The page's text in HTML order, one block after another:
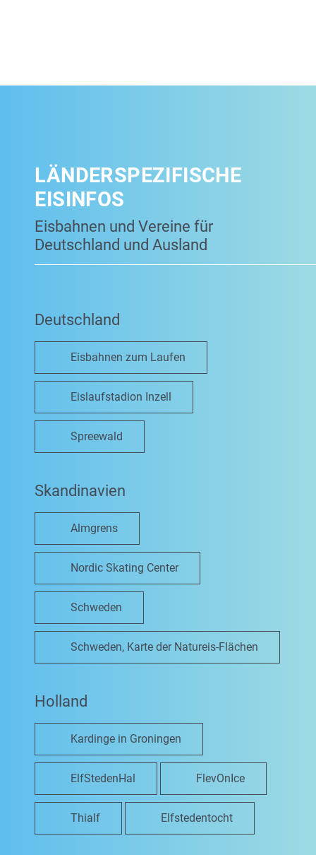
LÄNDERSPEZIFISCHE
EISINFOS
Eisbahnen und Vereine für
Deutschland und Ausland
Deutschland
Eisbahnen zum Laufen
Eislaufstadion Inzell
Spreewald
Skandinavien
Almgrens
Nordic Skating Center
Schweden
Schweden, Karte der Natureis-Flächen
Holland
Kardinge in Groningen
ElfStedenHal FlevOnIce
Thialf Elfstedentocht